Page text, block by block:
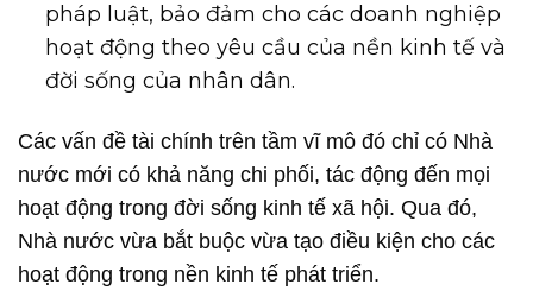
pháp luật, bảo đảm cho các doanh nghiệp
hoạt động theo yêu cầu của nền kinh tế và
đời sống của nhân dân.
Các vấn đề tài chính trên tầm vĩ mô đó chỉ có Nhà
nước mới có khả năng chi phối, tác động đến mọi
hoạt động trong đời sống kinh tế xã hội. Qua đó,
Nhà nước vừa bắt buộc vừa tạo điều kiện cho các
hoạt động trong nền kinh tế phát triển.